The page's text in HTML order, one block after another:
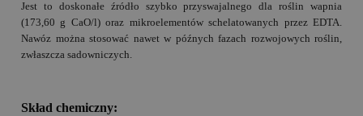
Jest to doskonałe źródło szybko przyswajalnego dla roślin wapnia
(173,60 g CaO/l) oraz mikroelementów schelatowanych przez EDTA.
Nawóz można stosować nawet w późnych fazach rozwojowych roślin,
zwłaszcza sadowniczych.
Skład chemiczny: